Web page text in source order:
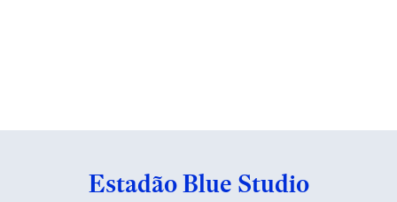
Estadão Blue Studio